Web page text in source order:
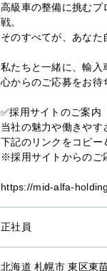
高級車の整備に挑むプ
戦。
そのすべてが、あなた
私たちと一緒に、輸入
心からのご応募をお待
✅採用サイトのご案内
当社の魅力や働きやす
下記のリンクをコピー
※採用サイトからのご
https://mid-alfa-
正社員
北海道 札幌市 東区東